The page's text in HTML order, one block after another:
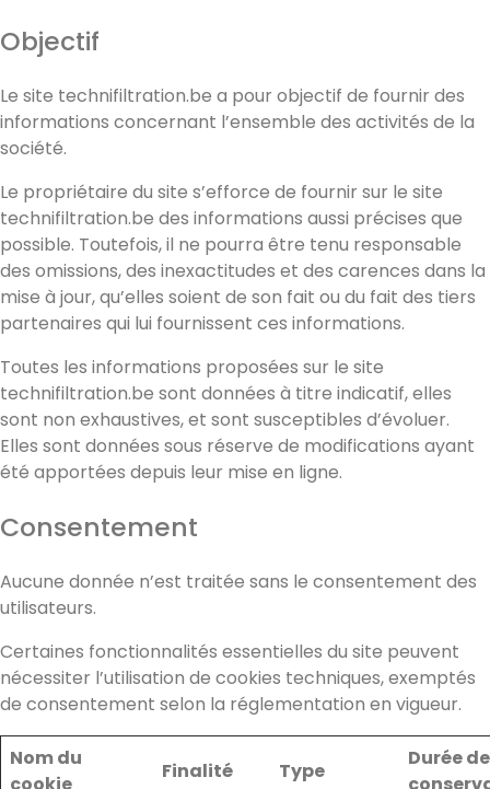
Objectif
Le site technifiltration.be a pour objectif de fournir des
informations concernant l’ensemble des activités de la
société.
Le propriétaire du site s’efforce de fournir sur le site
technifiltration.be des informations aussi précises que
possible. Toutefois, il ne pourra être tenu responsable
des omissions, des inexactitudes et des carences dans la
mise à jour, qu’elles soient de son fait ou du fait des tiers
partenaires qui lui fournissent ces informations.
Toutes les informations proposées sur le site
technifiltration.be sont données à titre indicatif, elles
sont non exhaustives, et sont susceptibles d’évoluer.
Elles sont données sous réserve de modifications ayant
été apportées depuis leur mise en ligne.
Consentement
Aucune donnée n’est traitée sans le consentement des
utilisateurs.
Certaines fonctionnalités essentielles du site peuvent
nécessiter l’utilisation de cookies techniques, exemptés
de consentement selon la réglementation en vigueur.
Nom du
Finalité Type
Durée de